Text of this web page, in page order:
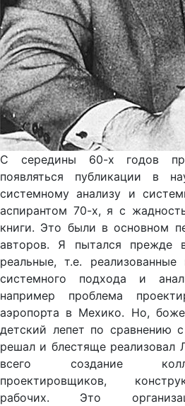
С середины 60-х годов
появляться публикации в
системному анализу и
аспирантом 70-х, я с
книги. Это были в основном
авторов. Я пытался прежде
реальные, т.е.
системного подхода и
например проблема
аэропорта в Мехико. Но,
детский лепет по сравнению
решал и блестяще
всего создание
проектировщиков,
рабочих. Это